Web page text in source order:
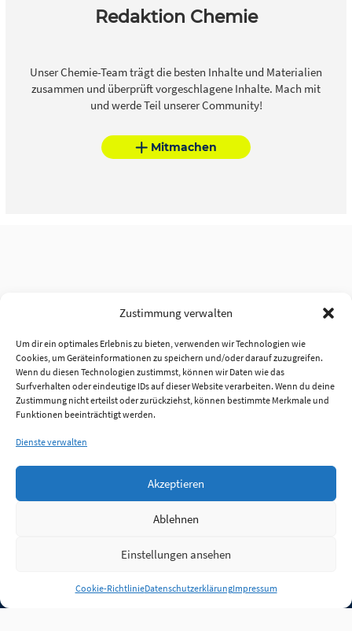
Zustimmung verwalten
Um dir ein optimales Erlebnis zu bieten, verwenden wir Technologien wie
Cookies, um Geräteinformationen zu speichern und/oder darauf zuzugreifen.
Wenn du diesen Technologien zustimmst, können wir Daten wie das
Surfverhalten oder eindeutige IDs auf dieser Website verarbeiten. Wenn du deine
Zustimmung nicht erteilst oder zurückziehst, können bestimmte Merkmale und
Funktionen beeinträchtigt werden.
Dienste verwalten
Akzeptieren
Ablehnen
Einstellungen ansehen
Cookie-RichtlinieDatenschutzerklärungImpressum
Redaktion Chemie
Unser Chemie-Team trägt die besten Inhalte und Materialien
zusammen und überprüft vorgeschlagene Inhalte. Mach mit
und werde Teil unserer Community!
Mitmachen
Anmelden
Jobs Partner FAQ Quellen